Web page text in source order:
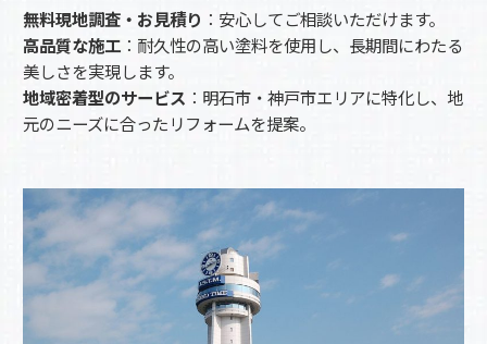
無料現地調査・お見積り ：安心してご相談いただけます。
高品質な施工 ：耐久性の高い塗料を使用し、長期間にわたる
美しさを実現します。
地域密着型のサービス ：明石市・神戸市エリアに特化し、地
元のニーズに合ったリフォームを提案。